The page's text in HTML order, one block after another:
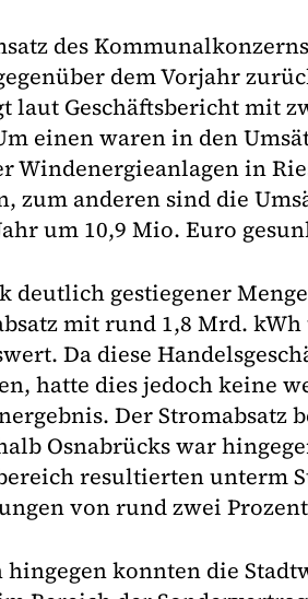
des
dem Vorjahr
laut Geschäftsbericht mit
einen waren in den
Windenergieanlagen in
zum anderen sind die
um 10,9 Mio. Euro
deutlich gestiegener
mit rund 1,8 Mrd.
Da diese
hatte dies jedoch keine
Der Stromabsatz
Osnabrücks war
resultierten unterm
von rund zwei
hingegen konnten die